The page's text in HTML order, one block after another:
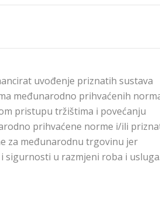
uvođenje priznatih sustava
međunarodno prihvaćenih
pristupu tržištima i povećanju
prihvaćene norme i/ili
za međunarodnu trgovinu jer
sigurnosti u razmjeni roba i usluga.